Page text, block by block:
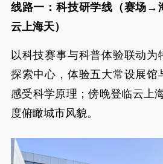
线路一：科技研学线（赛场→
云上海天）
以科技赛事与科普体验联动为
探索中心，体验五大常设展馆
感受科学原理；傍晚登临云上
度俯瞰城市风貌。